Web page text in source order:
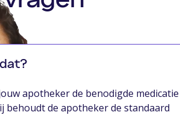
apotheker de benodigde medicatie
behoudt de apotheker de standaard